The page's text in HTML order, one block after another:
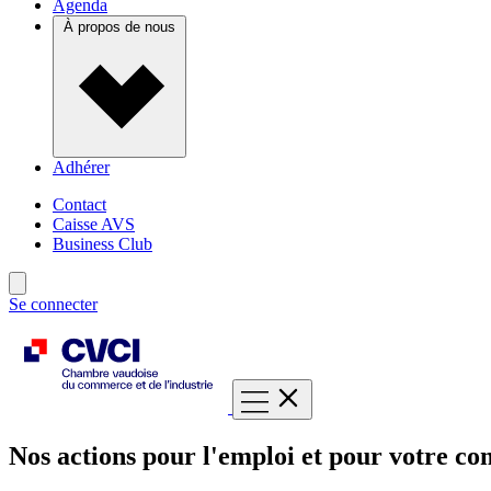
Agenda
À propos de nous
Adhérer
Contact
Caisse AVS
Business Club
Se connecter
Nos actions pour l'emploi et pour votre